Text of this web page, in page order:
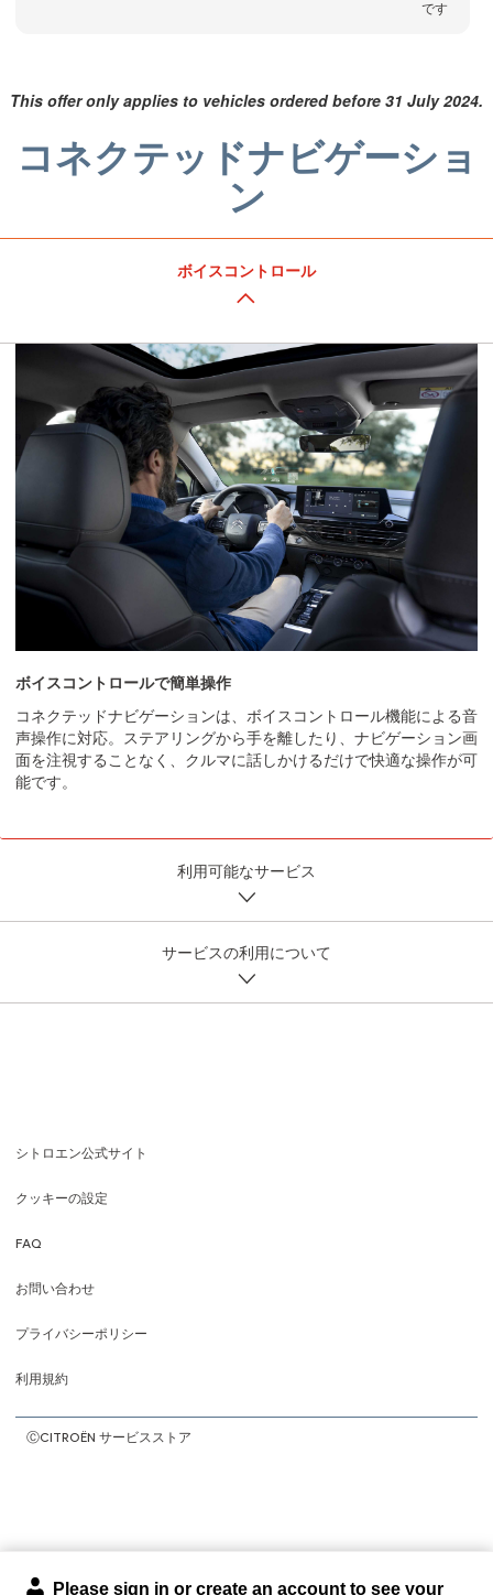
です
This offer only applies to vehicles ordered before 31 July 2024.
コネクテッドナビゲーショ
ン
ボイスコントロール
ボイスコントロールで簡単操作
コネクテッドナビゲーションは、ボイスコントロール機能による音
声操作に対応。ステアリングから手を離したり、ナビゲーション画
面を注視することなく、クルマに話しかけるだけで快適な操作が可
能です。
利用可能なサービス
サービスの利用について
Footer
menu
シトロエン公式サイト
クッキーの設定
FAQ
お問い合わせ
プライバシーポリシー
利用規約
ⒸCITROËN サービスストア
Please sign in or create an account to see your